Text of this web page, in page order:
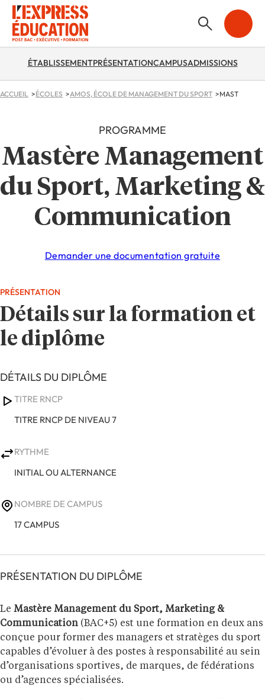
ÉTABLISSEMENTPRÉSENTATIONCAMPUSADMISSIONS
ACCUEIL ÉCOLES AMOS, ÉCOLE DE MANAGEMENT DU SPORT
PROGRAMME
Mastère Management
du Sport, Marketing &
Communication
Demander une documentation gratuite
PRÉSENTATION
Détails sur la formation et
le diplôme
DÉTAILS DU DIPLÔME
TITRE RNCP
TITRE RNCP DE NIVEAU 7
RYTHME
INITIAL OU ALTERNANCE
NOMBRE DE CAMPUS
17 CAMPUS
PRÉSENTATION DU DIPLÔME
Le Mastère Management du Sport, Marketing &
Communication (BAC+5) est une formation en deux ans
conçue pour former des managers et stratèges du sport
capables d’évoluer à des postes à responsabilité au sein
d’organisations sportives, de marques, de fédérations
ou d’agences spécialisées.